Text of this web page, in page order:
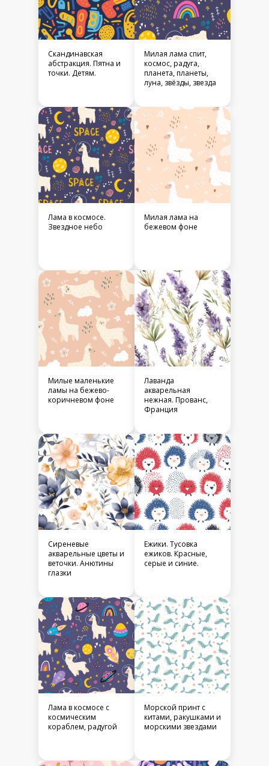
Скандинавская
абстракция. Пятна и
точки. Детям.
Милая лама спит,
космос, радуга,
планета, планеты,
луна, звёзды, звезда
Лама в космосе.
Звездное небо
Милая лама на
бежевом фоне
Милые маленькие
ламы на бежево-
коричневом фоне
Лаванда
акварельная
нежная. Прованс,
Франция
Сиреневые
акварельные цветы и
веточки. Анютины
глазки
Ежики. Тусовка
ежиков. Красные,
серые и синие.
Лама в космосе с
космическим
кораблем, радугой
Морской принт с
китами, ракушками и
морскими звездами